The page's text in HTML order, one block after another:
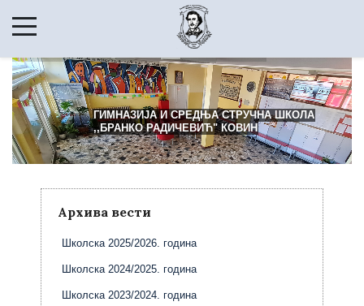
ГИМНАЗИЈА И СРЕДЊА СТРУЧНА ШКОЛА
,,БРАНКО РАДИЧЕВИЋ" КОВИН
Архива вести
Школска 2025/2026. година
Школска 2024/2025. година
Школска 2023/2024. година